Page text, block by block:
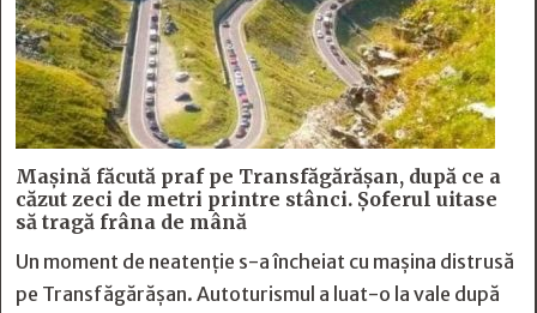
Mașină făcută praf pe Transfăgărășan, după ce a
căzut zeci de metri printre stânci. Șoferul uitase
să tragă frâna de mână
Un moment de neatenție s-a încheiat cu mașina distrusă
pe Transfăgărășan. Autoturismul a luat-o la vale după